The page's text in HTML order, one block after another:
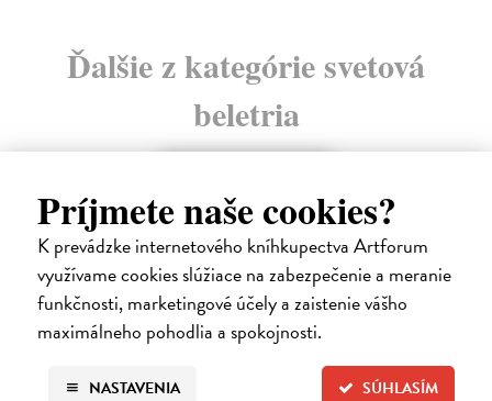
Príjmete naše cookies?
K prevádzke internetového kníhkupectva Artforum
využívame cookies slúžiace na zabezpečenie a meranie
funkčnosti, marketingové účely a zaistenie vášho
maximálneho pohodlia a spokojnosti.
SÚHLASÍM
NASTAVENIA
Ďalšie z kategórie svetová
beletria
novinka